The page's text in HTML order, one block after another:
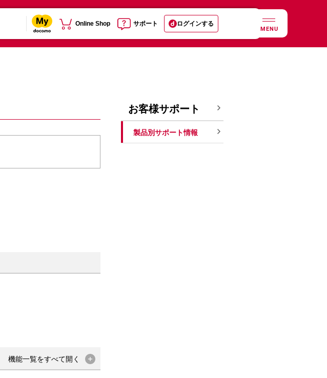
Online Shop サポート ログインする
MENU
機能一覧をすべて開く
お客様サポート
製品別サポート情報